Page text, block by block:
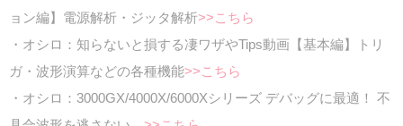
ョン編】電源解析・ジッタ解析>>こちら
・オシロ：知らないと損する凄ワザやTips動画【基本編】トリ
ガ・波形演算などの各種機能>>こちら
・オシロ：3000GX/4000X/6000Xシリーズ デバッグに最適！ 不